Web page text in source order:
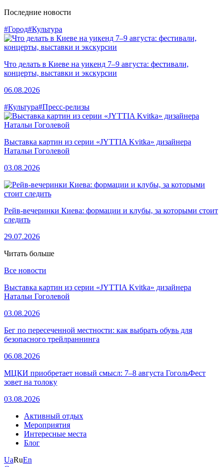
Последние новости
#Город#Культура
Что делать в Киеве на уикенд 7–9 августа: фестивали,
концерты, выставки и экскурсии
06.08.2026
#Культура#Пресс-релизы
Выставка картин из серии «JYTTIA Kvitka» дизайнера
Натальи Гоголевой
03.08.2026
Рейв-вечеринки Киева: формации и клубы, за которыми стоит
следить
29.07.2026
Читать больше
Все новости
Выставка картин из серии «JYTTIA Kvitka» дизайнера
Натальи Гоголевой
03.08.2026
Бег по пересеченной местности: как выбрать обувь для
безопасного трейлраннинга
06.08.2026
МЦКИ приобретает новый смысл: 7–8 августа ГогольФест
зовет на толоку
03.08.2026
Активный отдых
Мероприятия
Интересные места
Блог
UaRuEn